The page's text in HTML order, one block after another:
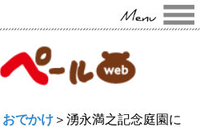
おでかけ＞湧永満之記念庭園に